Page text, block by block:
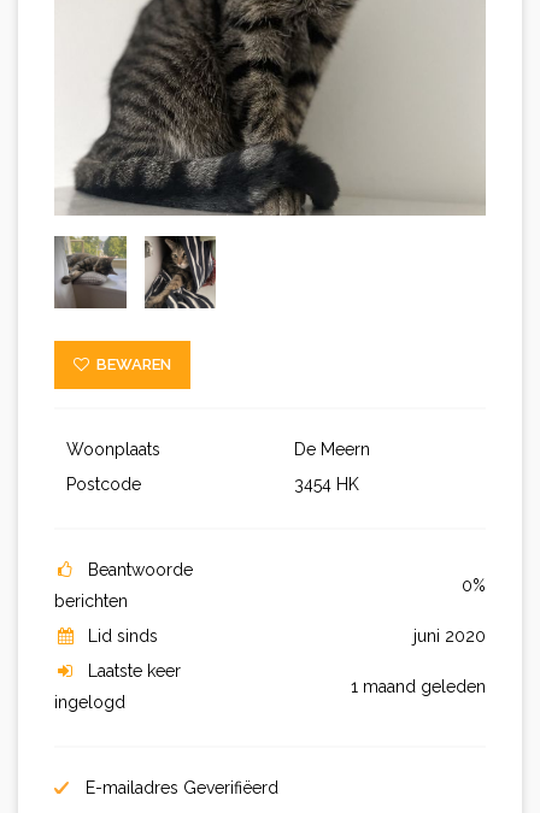
BEWAREN
Woonplaats
De Meern
Postcode
3454 HK
Beantwoorde
berichten
0%
Lid sinds
juni 2020
Laatste keer
ingelogd
1 maand geleden
E-mailadres Geverifiëerd